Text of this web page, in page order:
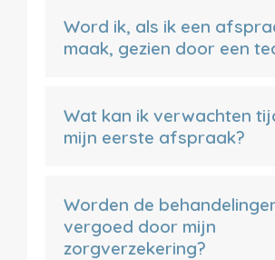
Word ik, als ik een
maak, gezien door een
Wat kan ik verwachten
mijn eerste afspraak?
Worden de
vergoed door mijn
zorgverzekering?